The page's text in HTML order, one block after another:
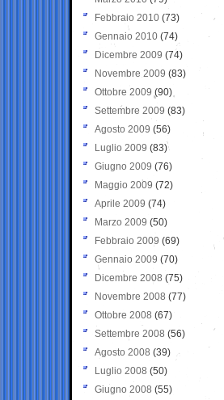
Febbraio 2010 (73)
Gennaio 2010 (74)
Dicembre 2009 (74)
Novembre 2009 (83)
Ottobre 2009 (90)
Settembre 2009 (83)
Agosto 2009 (56)
Luglio 2009 (83)
Giugno 2009 (76)
Maggio 2009 (72)
Aprile 2009 (74)
Marzo 2009 (50)
Febbraio 2009 (69)
Gennaio 2009 (70)
Dicembre 2008 (75)
Novembre 2008 (77)
Ottobre 2008 (67)
Settembre 2008 (56)
Agosto 2008 (39)
Luglio 2008 (50)
Giugno 2008 (55)